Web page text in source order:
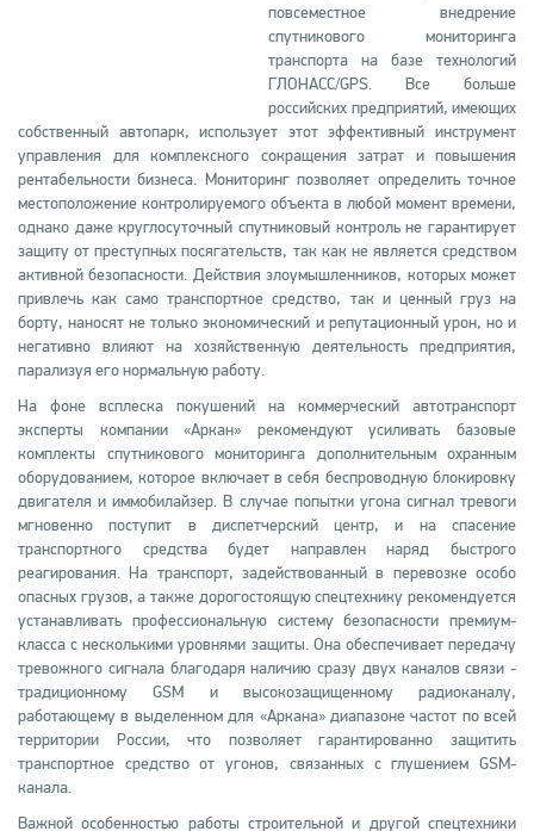
повсеместное внедрение
спутникового мониторинга
транспорта на базе технологий
ГЛОНАСС/GPS. Все больше
российских предприятий, имеющих
собственный автопарк, использует этот эффективный инструмент
управления для комплексного сокращения затрат и повышения
рентабельности бизнеса. Мониторинг позволяет определить точное
местоположение контролируемого объекта в любой момент времени,
однако даже круглосуточный спутниковый контроль не гарантирует
защиту от преступных посягательств, так как не является средством
активной безопасности. Действия злоумышленников, которых может
привлечь как само транспортное средство, так и ценный груз на
борту, наносят не только экономический и репутационный урон, но и
негативно влияют на хозяйственную деятельность предприятия,
парализуя его нормальную работу.
На фоне всплеска покушений на коммерческий автотранспорт
эксперты компании «Аркан» рекомендуют усиливать базовые
комплекты спутникового мониторинга дополнительным охранным
оборудованием, которое включает в себя беспроводную блокировку
двигателя и иммобилайзер. В случае попытки угона сигнал тревоги
мгновенно поступит в диспетчерский центр, и на спасение
транспортного средства будет направлен наряд быстрого
реагирования. На транспорт, задействованный в перевозке особо
опасных грузов, а также дорогостоящую спецтехнику рекомендуется
устанавливать профессиональную систему безопасности премиум-
класса с несколькими уровнями защиты. Она обеспечивает передачу
тревожного сигнала благодаря наличию сразу двух каналов связи -
традиционному GSM и высокозащищенному радиоканалу,
работающему в выделенном для «Аркана» диапазоне частот по всей
территории России, что позволяет гарантированно защитить
транспортное средство от угонов, связанных с глушением GSM-
канала.
Важной особенностью работы строительной и другой спецтехники